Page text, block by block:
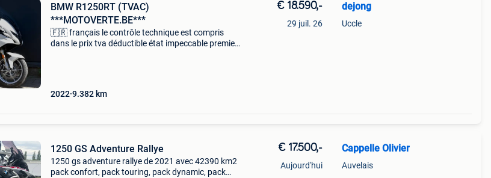
BMW R1250RT (TVAC)
***MOTOVERTE.BE***
🇫🇷 français le contrôle technique est compris
dans le prix tva déductible état impeccable premier
2022 9.382 km
€ 18.590,-
29 juil. 26
dejong
Uccle
1250 GS Adventure Rallye
1250 gs adventure rallye de 2021 avec 42390 km2
pack confort, pack touring, pack dynamic, pack
€ 17.500,-
Aujourd'hui
Cappelle Olivier
Auvelais